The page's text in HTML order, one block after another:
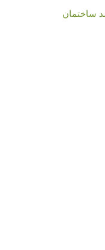
ساختمان